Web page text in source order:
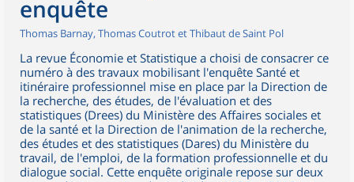
enquête
Thomas Barnay, Thomas Coutrot et Thibaut de Saint Pol
La revue Économie et Statistique a choisi de consacrer ce
numéro à des travaux mobilisant l'enquête Santé et
itinéraire professionnel mise en place par la Direction de
la recherche, des études, de l'évaluation et des
statistiques (Drees) du Ministère des Affaires sociales et
de la santé et la Direction de l'animation de la recherche,
des études et des statistiques (Dares) du Ministère du
travail, de l'emploi, de la formation professionnelle et du
dialogue social. Cette enquête originale repose sur deux